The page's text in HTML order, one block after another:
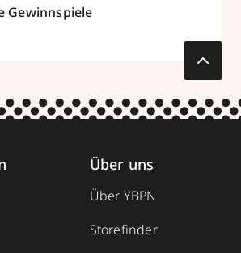
Gewinnspiele
Über uns
Über YBPN
Storefinder